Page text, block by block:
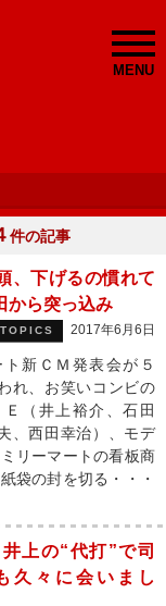
MENU
件の記事
、下げるの慣れて
ら突っ込み
TOPICS 2017年6月6日
新ＣＭ発表会が５
れ、お笑いコンビの
（井上裕介、石田
、西田幸治）、モデ
リーマートの看板商
袋の封を切る・・・
上の“代打”で司
々に会いまし